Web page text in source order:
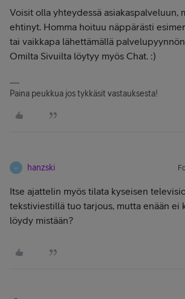
Voisit olla yhteydessä asiakaspalveluun,
ehtinyt. Homma hoituu näppärästi
tai vaikkapa lähettämällä palvelupyynnön
Omilta Sivuilta löytyy myös Chat. :)
Paina peukkua jos tykkäsit vastauksesta!
H hanzski
Itse ajattelin myös tilata kyseisen
tekstiviestillä tuo tarjous, mutta enään ei
löydy mistään?